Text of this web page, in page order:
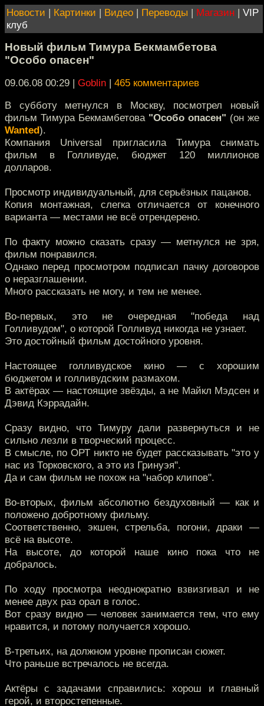
Новости | Картинки | Видео | Переводы | Магазин | VIP
клуб
Новый фильм Тимура Бекмамбетова
"Особо опасен"
09.06.08 00:29 | Goblin | 465 комментариев
В субботу метнулся в Москву, посмотрел новый
фильм Тимура Бекмамбетова "Особо опасен" (он же
Wanted).
Компания Universal пригласила Тимура снимать
фильм в Голливуде, бюджет 120 миллионов
долларов.
Просмотр индивидуальный, для серьёзных пацанов.
Копия монтажная, слегка отличается от конечного
варианта — местами не всё отрендерено.
По факту можно сказать сразу — метнулся не зря,
фильм понравился.
Однако перед просмотром подписал пачку договоров
о неразглашении.
Много рассказать не могу, и тем не менее.
Во-первых, это не очередная "победа над
Голливудом", о которой Голливуд никогда не узнает.
Это достойный фильм достойного уровня.
Настоящее голливудское кино — с хорошим
бюджетом и голливудским размахом.
В актёрах — настоящие звёзды, а не Майкл Мэдсен и
Дэвид Кэррадайн.
Сразу видно, что Тимуру дали развернуться и не
сильно лезли в творческий процесс.
В смысле, по ОРТ никто не будет рассказывать "это у
нас из Торковского, а это из Гринуэя".
Да и сам фильм не похож на "набор клипов".
Во-вторых, фильм абсолютно бездуховный — как и
положено добротному фильму.
Соответственно, экшен, стрельба, погони, драки —
всё на высоте.
На высоте, до которой наше кино пока что не
добралось.
По ходу просмотра неоднократно взвизгивал и не
менее двух раз орал в голос.
Вот сразу видно — человек занимается тем, что ему
нравится, и потому получается хорошо.
В-третьих, на должном уровне прописан сюжет.
Что раньше встречалось не всегда.
Актёры с задачами справились: хорош и главный
герой, и второстепенные.